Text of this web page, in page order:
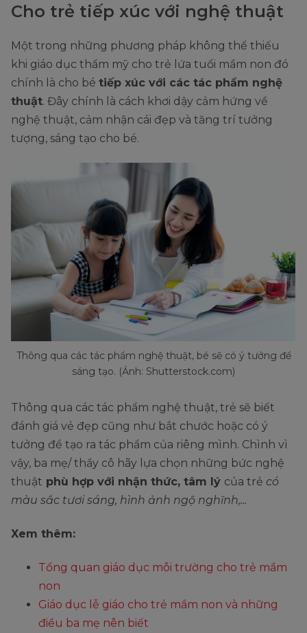
Cho trẻ tiếp xúc với nghệ thuật
Một trong những phương pháp không thể thiếu
khi giáo dục thẩm mỹ cho trẻ lứa tuổi mầm non đó
chính là cho bé tiếp xúc với các tác phẩm nghệ
thuật. Đây chính là cách khơi dậy cảm hứng về
nghệ thuật, cảm nhận cái đẹp và tăng trí tưởng
tượng, sáng tạo cho bé.
Thông qua các tác phẩm nghệ thuật, bé sẽ có ý tưởng để
sáng tạo. (Ảnh: Shutterstock.com)
Thông qua các tác phẩm nghệ thuật, trẻ sẽ biết
đánh giá vẻ đẹp cũng như bắt chước hoặc có ý
tưởng để tạo ra tác phẩm của riêng mình. Chình vì
vậy, ba mẹ/ thầy cô hãy lựa chọn những bức nghệ
thuật phù hợp với nhận thức, tâm lý của trẻ có
màu sắc tươi sáng, hình ảnh ngộ nghĩnh,...
Xem thêm:
Tổng quan giáo dục môi trường cho trẻ mầm
non
Giáo dục lễ giáo cho trẻ mầm non và những
điều ba mẹ nên biết